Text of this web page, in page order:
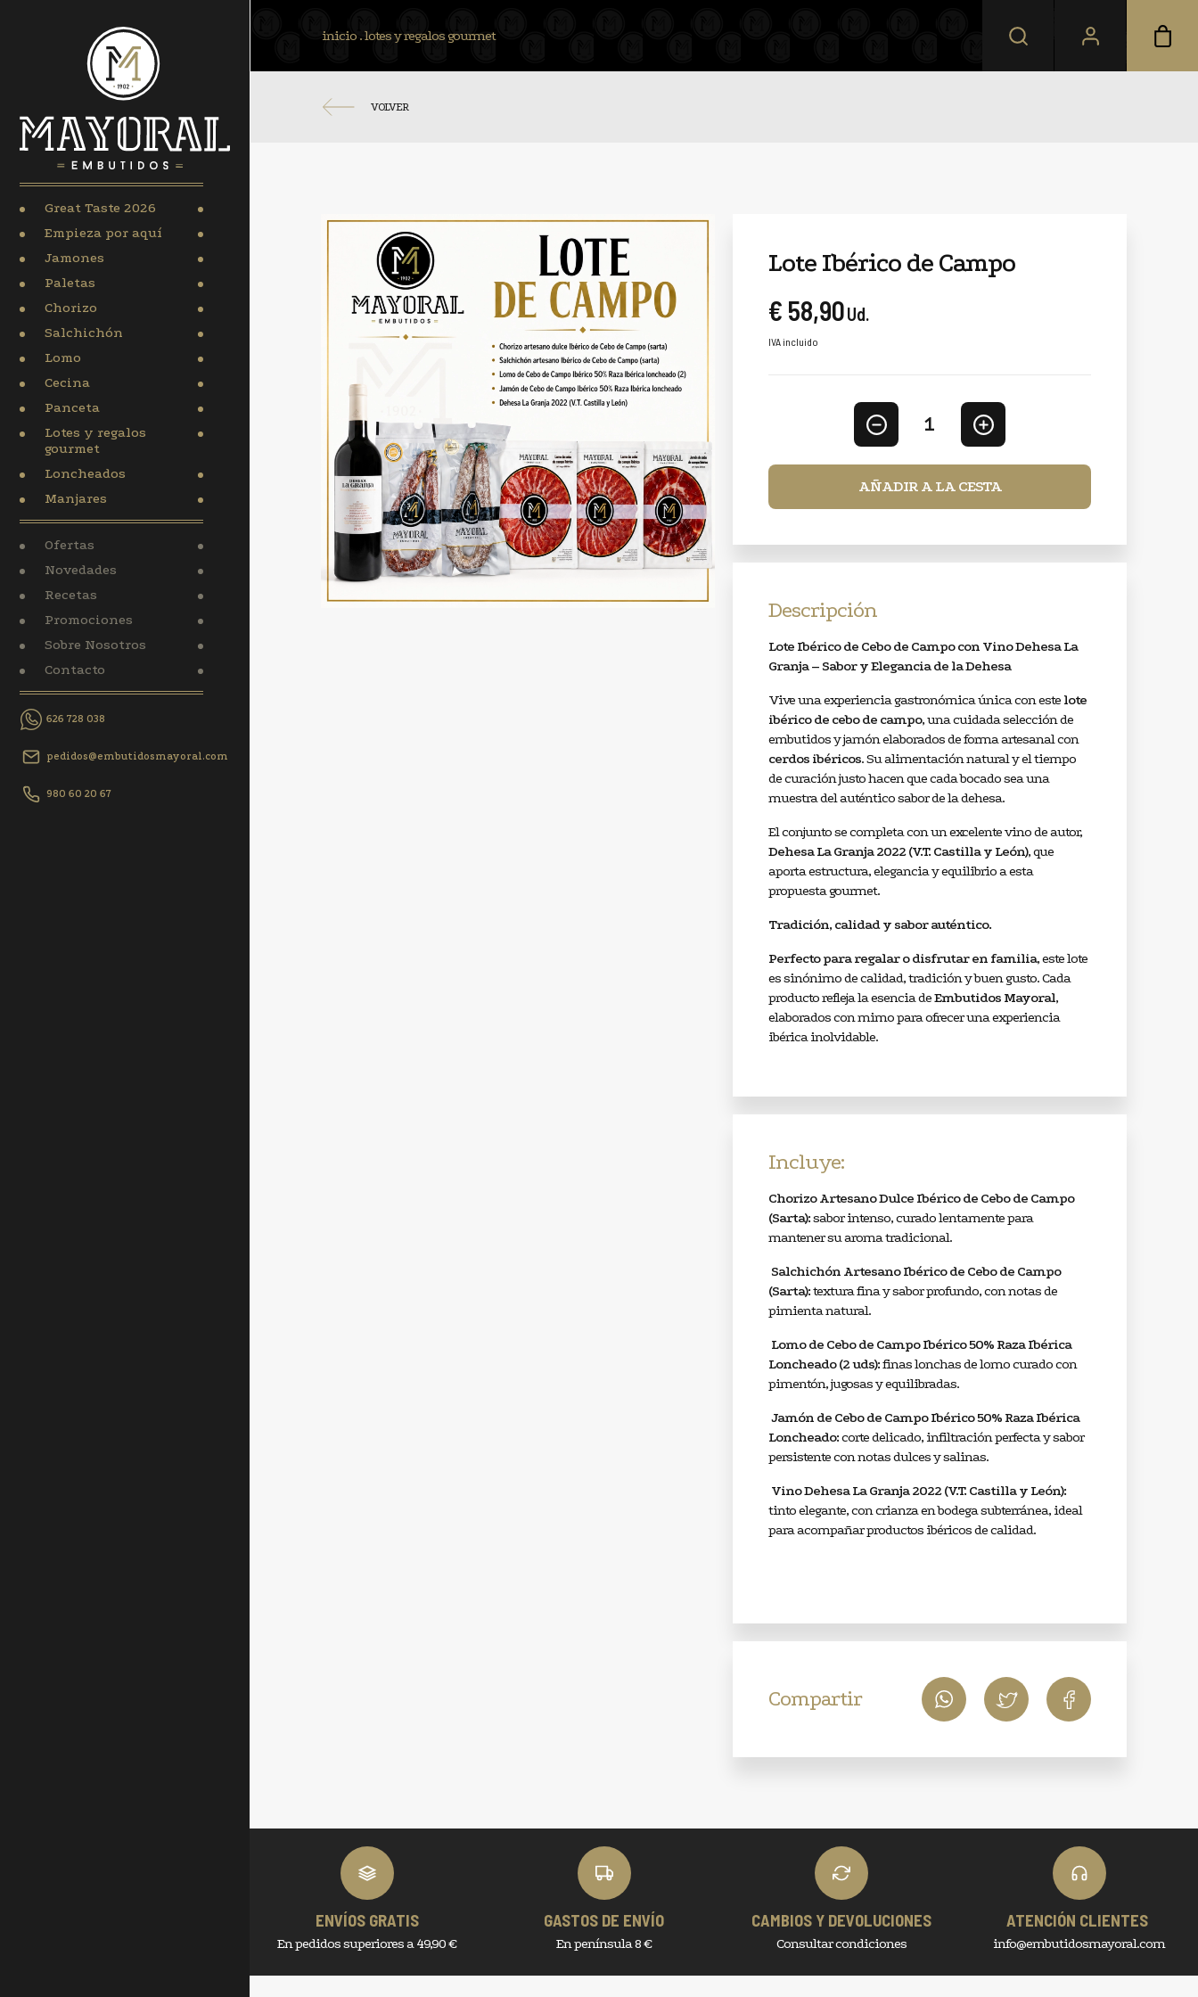
Great Taste 2026
Empieza por aquí
Jamones
Paletas
Chorizo
Salchichón
Lomo
Cecina
Panceta
Lotes y regalos
gourmet
Loncheados
Manjares
Ofertas
Novedades
Recetas
Promociones
Sobre Nosotros
Contacto
626 728 038
pedidos@embutidosmayoral.com
980 60 20 67
inicio .lotes y regalos gourmet
VOLVER
Lote Ibérico de Campo
€ 58,90Ud.
IVA incluido
1
AÑADIR A LA CESTA
Descripción
Lote Ibérico de Cebo de Campo con Vino Dehesa La
Granja – Sabor y Elegancia de la Dehesa
Vive una experiencia gastronómica única con este lote
ibérico de cebo de campo, una cuidada selección de
embutidos y jamón elaborados de forma artesanal con
cerdos ibéricos. Su alimentación natural y el tiempo
de curación justo hacen que cada bocado sea una
muestra del auténtico sabor de la dehesa.
El conjunto se completa con un excelente vino de autor,
Dehesa La Granja 2022 (V.T. Castilla y León), que
aporta estructura, elegancia y equilibrio a esta
propuesta gourmet.
Tradición, calidad y sabor auténtico.
Perfecto para regalar o disfrutar en familia, este lote
es sinónimo de calidad, tradición y buen gusto. Cada
producto refleja la esencia deEmbutidos Mayoral,
elaborados con mimo para ofrecer una experiencia
ibérica inolvidable.
Incluye:
Chorizo Artesano Dulce Ibérico de Cebo de Campo
(Sarta):sabor intenso, curado lentamente para
mantener su aroma tradicional.
Salchichón Artesano Ibérico de Cebo de Campo
(Sarta):textura fina y sabor profundo, con notas de
pimienta natural.
Lomo de Cebo de Campo Ibérico 50% Raza Ibérica
Loncheado (2 uds):finas lonchas de lomo curado con
pimentón, jugosas y equilibradas.
Jamón de Cebo de Campo Ibérico 50% Raza Ibérica
Loncheado:corte delicado, infiltración perfecta y sabor
persistente con notas dulces y salinas.
Vino Dehesa La Granja 2022 (V.T. Castilla y León):
tinto elegante, con crianza en bodega subterránea, ideal
para acompañar productos ibéricos de calidad.
Compartir
ENVÍOS GRATIS
En pedidos superiores a 49,90 €
GASTOS DE ENVÍO
En península 8 €
CAMBIOS Y DEVOLUCIONES
Consultar condiciones
ATENCIÓN CLIENTES
info@embutidosmayoral.com